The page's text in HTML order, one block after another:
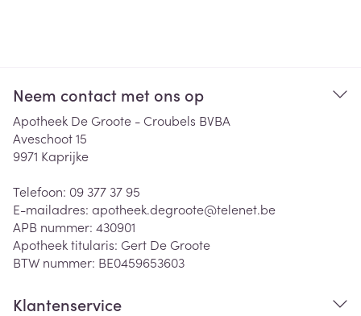
Neem contact met ons op
Apotheek De Groote - Croubels BVBA
Aveschoot 15
9971 Kaprijke
Telefoon: 09 377 37 95
E-mailadres: apotheek.degroote@telenet.be
APB nummer: 430901
Apotheek titularis: Gert De Groote
BTW nummer: BE0459653603
Klantenservice